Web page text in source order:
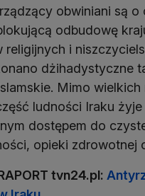
obwiniani są o
odbudowę
religijnych i
dżihadystyczne
Mimo
ludności Iraku żyje
dostępem do
opieki zdrowotnej
tvn24.pl: